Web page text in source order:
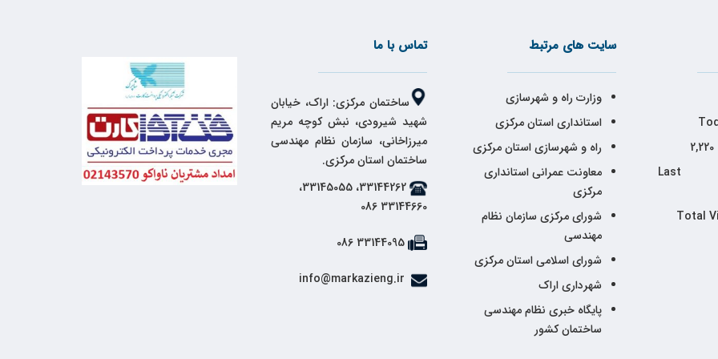
2,220
Last
Total
سایت های مرتبط
وزارت راه و شهرسازی
استانداری استان مرکزی
راه و شهرسازی استان مرکزی
معاونت عمرانی استانداری
مرکزی
شورای مرکزی سازمان نظام
مهندسی
شورای اسلامی استان مرکزی
شهرداری اراک
پایگاه خبری نظام مهندسی
ساختمان کشور
تماس با ما
ساختمان مرکزی: اراک، خیابان
شهید شیرودی، نبش کوچه مریم
میرزاخانی، سازمان نظام مهندسی
ساختمان استان مرکزی.
33144262، 33145055،
33144660 086
33144095 086